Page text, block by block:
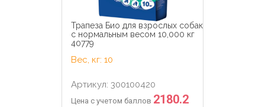
Трапеза Био для взрослых собак
с нормальным весом 10,000 кг
40779
Вес, кг: 10
Артикул: 300100420
Цена с учетом баллов 2180.2